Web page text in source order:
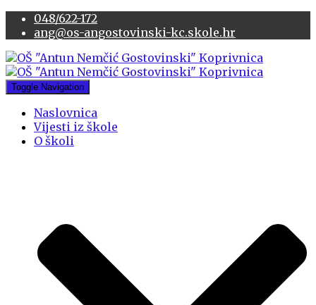
048/622-172
ang@os-angostovinski-kc.skole.hr
Toggle Navigation
Naslovnica
Vijesti iz škole
O školi